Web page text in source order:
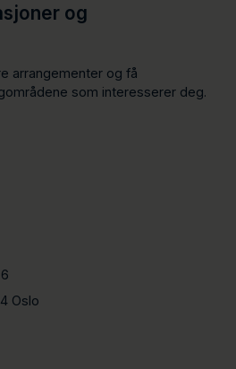
og
arrangementer og få
som interesserer deg.
Oslo